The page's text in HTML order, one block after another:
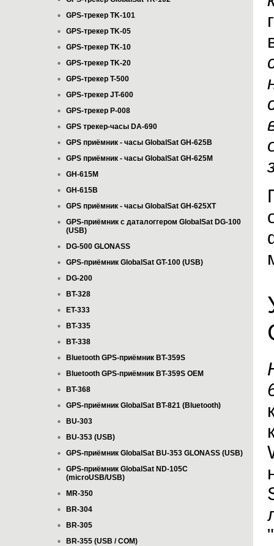
GPS-трекер TK-101
GPS-трекер TK-05
GPS-трекер TK-10
GPS-трекер TK-20
GPS-трекер T-500
GPS-трекер JT-600
GPS-трекер P-008
GPS трекер-часы DA-690
GPS приёмник - часы GlobalSat GH-625B
GPS приёмник - часы GlobalSat GH-625M
GH-615M
GH-615B
GPS приёмник - часы GlobalSat GH-625XT
GPS-приёмник с даталоггером GlobalSat DG-100
(USB)
DG-500 GLONASS
GPS-приёмник GlobalSat GT-100 (USB)
DG-200
BT-328
ET-333
BT-335
BT-338
Bluetooth GPS-приёмник BT-359S
Bluetooth GPS-приёмник BT-359S OEM
BT-368
GPS-приёмник GlobalSat BT-821 (Bluetooth)
BU-303
BU-353 (USB)
GPS-приёмник GlobalSat BU-353 GLONASS (USB)
GPS-приёмник GlobalSat ND-105C
(microUSB/USB)
MR-350
BR-304
BR-305
BR-355 (USB / COM)